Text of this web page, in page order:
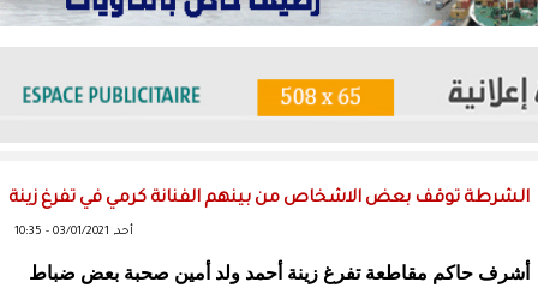
الشرطة توقف بعض الاشخاص من بينهم الفنانة كرمي في تفرغ زينة
أحد, 03/01/2021 - 10:35
أشرف حاكم مقاطعة تفرغ زينة أحمد ولد أمين صحبة بعض ضباط